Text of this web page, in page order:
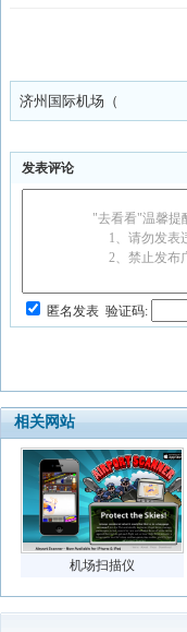
济州国际机场（
发表评论
"去看看"温馨提
1、请勿发表
2、禁止发布
匿名发表 验证码:
相关网站
机场扫描仪